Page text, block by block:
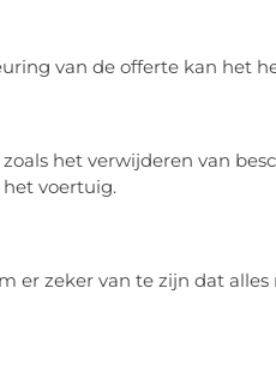
van de offerte kan het
het verwijderen van
voertuig.
zeker van te zijn dat alles